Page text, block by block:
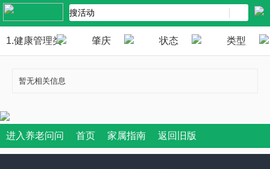
1.健康管理类 肇庆 状态 类型
暂无相关信息
进入养老问问 首页 家属指南 返回旧版